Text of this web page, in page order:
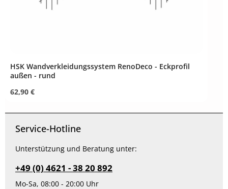
HSK Wandverkleidungssystem RenoDeco - Eckprofil
außen - rund
Regulärer Preis:
62,90 €
Service-Hotline
Unterstützung und Beratung unter:
+49 (0) 4621 - 38 20 892
Mo-Sa, 08:00 - 20:00 Uhr